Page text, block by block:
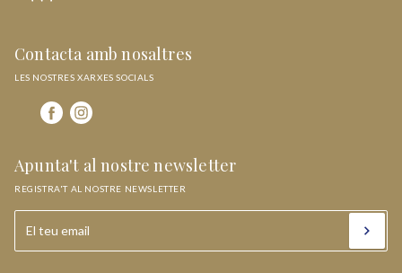
Contacta amb nosaltres
LES NOSTRES XARXES SOCIALS
Apunta't al nostre newsletter
REGISTRA'T AL NOSTRE NEWSLETTER